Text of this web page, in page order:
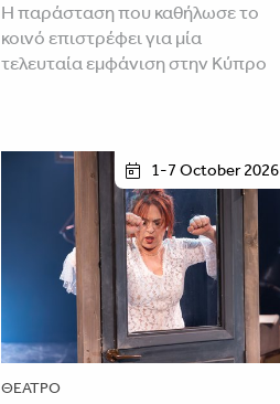
Η παράσταση που καθήλωσε το
κοινό επιστρέφει για μία
τελευταία εμφάνιση στην Κύπρο
1-7 October 2026
ΘΈΑΤΡΟ